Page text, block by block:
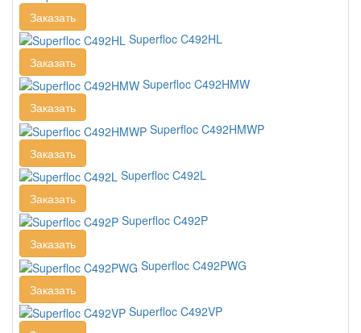
Заказать
Superfloc C492HL
Заказать
Superfloc C492HMW
Заказать
Superfloc C492HMWP
Заказать
Superfloc C492L
Заказать
Superfloc C492P
Заказать
Superfloc C492PWG
Заказать
Superfloc C492VP